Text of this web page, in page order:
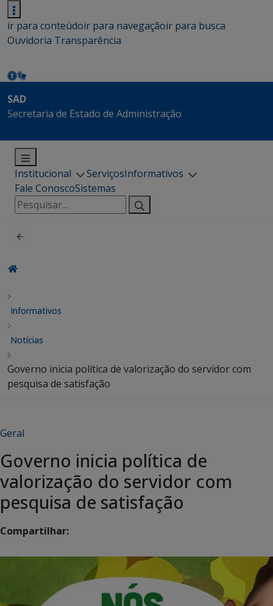
ir para conteúdoir para navegaçãoir para busca
Ouvidoria Transparência
SAD
Secretaria de Estado de Administração
Institucional ServiçosInformativos
Fale ConoscoSistemas
Pesquisar
por:
Informativos
Notícias
Governo inicia política de valorização do servidor com
pesquisa de satisfação
Geral
Governo inicia política de
valorização do servidor com
pesquisa de satisfação
Compartilhar: